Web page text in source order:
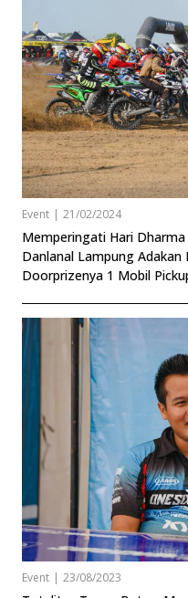
Event | 21/02/2024
Memperingati Hari Dharma
Danlanal Lampung Adakan
Doorprizenya 1 Mobil
Event | 23/08/2023